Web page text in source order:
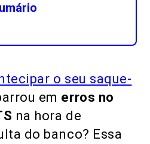
o seu saque-
em erros no
na hora de
do banco? Essa